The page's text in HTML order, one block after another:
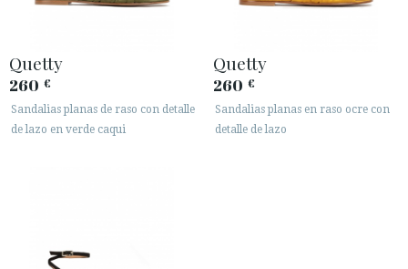
Quetty
260 €
Sandalias planas de raso con detalle
de lazo en verde caqui
Quetty
260 €
Sandalias planas en raso ocre con
detalle de lazo